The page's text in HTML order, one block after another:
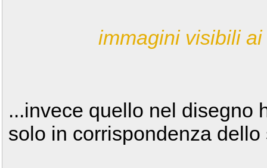
immagini visibili
...invece quello nel disegno
solo in corrispondenza dello